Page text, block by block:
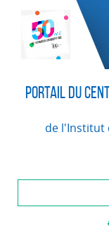
Portail du
de l'Institut